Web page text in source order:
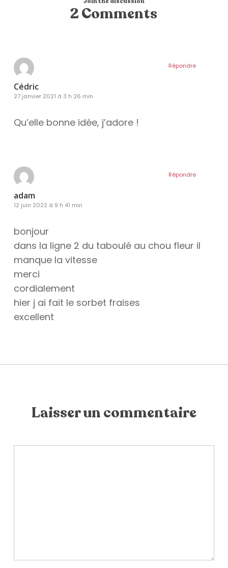
2 Comments
Cédric
27 janvier 2021 à 3 h 26 min
Qu’elle bonne idée, j’adore !
Répondre
adam
12 juin 2022 à 9 h 41 min
bonjour
dans la ligne 2 du taboulé au chou fleur il
manque la vitesse
merci
cordialement
hier j ai fait le sorbet fraises
excellent
Répondre
Laisser un commentaire